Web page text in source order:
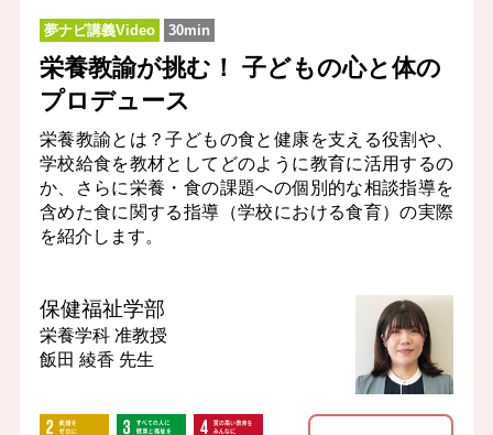
夢ナビ講義Video 30min
栄養教諭が挑む！ 子どもの心と体の
プロデュース
栄養教諭とは？子どもの食と健康を支える役割や、
学校給食を教材としてどのように教育に活用するの
か、さらに栄養・食の課題への個別的な相談指導を
含めた食に関する指導（学校における食育）の実際
を紹介します。
保健福祉学部
栄養学科 准教授
飯田 綾香 先生